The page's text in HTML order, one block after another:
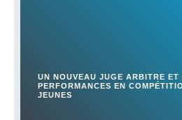
UN NOUVEAU JUGE ARBITRE ET
PERFORMANCES EN
JEUNES